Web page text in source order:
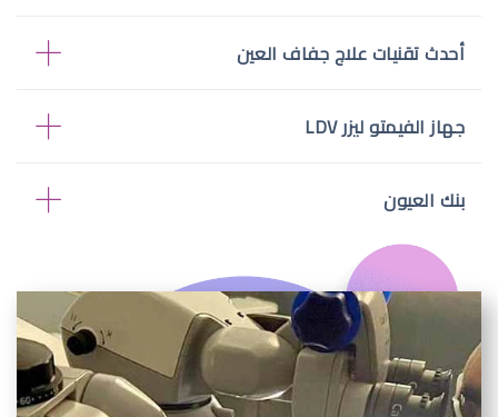
أحدث تقنيات علاج جفاف العين
جهاز الفيمتو ليزر LDV
بنك العيون